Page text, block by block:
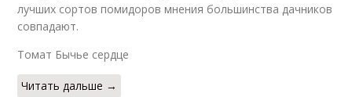
лучших сортов помидоров мнения большинства дачников
совпадают.
Томат Бычье сердце
Читать дальше →